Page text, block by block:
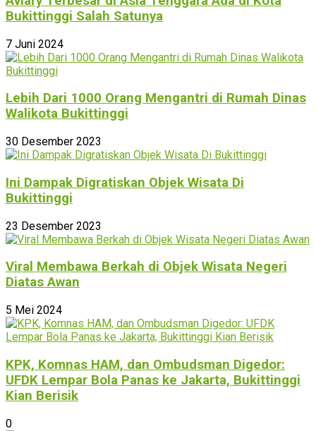
Bukittinggi Salah Satunya
7 Juni 2024
Lebih Dari 1000 Orang Mengantri di Rumah Dinas
Walikota Bukittinggi
30 Desember 2023
Ini Dampak Digratiskan Objek Wisata Di
Bukittinggi
23 Desember 2023
Viral Membawa Berkah di Objek Wisata Negeri
Diatas Awan
5 Mei 2024
KPK, Komnas HAM, dan Ombudsman Digedor:
UFDK Lempar Bola Panas ke Jakarta, Bukittinggi
Kian Berisik
0